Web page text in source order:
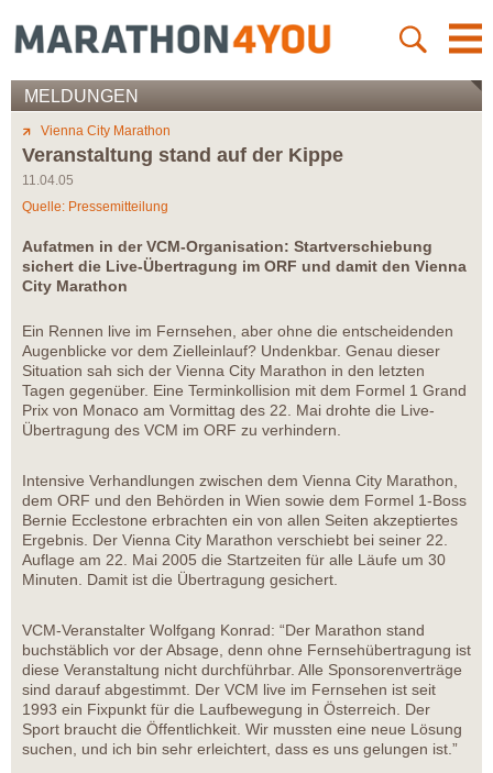
MELDUNGEN
Vienna City Marathon
Veranstaltung stand auf der Kippe
11.04.05
Quelle: Pressemitteilung
Aufatmen in der VCM-Organisation: Startverschiebung
sichert die Live-Übertragung im ORF und damit den Vienna
City Marathon
Ein Rennen live im Fernsehen, aber ohne die entscheidenden
Augenblicke vor dem Zielleinlauf? Undenkbar. Genau dieser
Situation sah sich der Vienna City Marathon in den letzten
Tagen gegenüber. Eine Terminkollision mit dem Formel 1 Grand
Prix von Monaco am Vormittag des 22. Mai drohte die Live-
Übertragung des VCM im ORF zu verhindern.
Intensive Verhandlungen zwischen dem Vienna City Marathon,
dem ORF und den Behörden in Wien sowie dem Formel 1-Boss
Bernie Ecclestone erbrachten ein von allen Seiten akzeptiertes
Ergebnis. Der Vienna City Marathon verschiebt bei seiner 22.
Auflage am 22. Mai 2005 die Startzeiten für alle Läufe um 30
Minuten. Damit ist die Übertragung gesichert.
VCM-Veranstalter Wolfgang Konrad: “Der Marathon stand
buchstäblich vor der Absage, denn ohne Fernsehübertragung ist
diese Veranstaltung nicht durchführbar. Alle Sponsorenverträge
sind darauf abgestimmt. Der VCM live im Fernsehen ist seit
1993 ein Fixpunkt für die Laufbewegung in Österreich. Der
Sport braucht die Öffentlichkeit. Wir mussten eine neue Lösung
suchen, und ich bin sehr erleichtert, dass es uns gelungen ist.”